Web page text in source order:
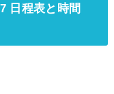
日程表と時間